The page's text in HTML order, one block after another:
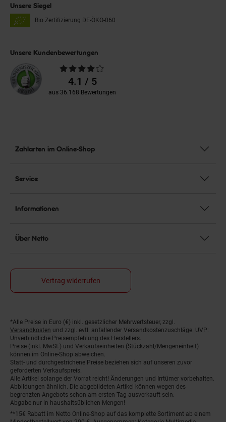
Unsere Siegel
Bio Zertifizierung DE-ÖKO-060
Unsere Kundenbewertungen
Durchschnittliche
Bewertungen4.1 / 5
aus 36.168 Bewertungen
Zahlarten im Online-Shop
Service
Informationen
Über Netto
Vertrag widerrufen
Fußnoten
*Alle Preise in Euro (€) inkl. gesetzlicher Mehrwertsteuer, zzgl.
Versandkosten und zzgl. evtl. anfallender Versandkostenzuschläge. UVP:
Unverbindliche Preisempfehlung des Herstellers.
Preise (inkl. MwSt.) und Verkaufseinheiten (Stückzahl/Mengeneinheit)
können im Online-Shop abweichen.
Statt- und durchgestrichene Preise beziehen sich auf unseren zuvor
geforderten Verkaufspreis.
Alle Artikel solange der Vorrat reicht! Änderungen und Irrtümer vorbehalten.
Abbildungen ähnlich. Die abgebildeten Artikel können wegen des
begrenzten Angebots schon am ersten Tag ausverkauft sein.
Abgabe nur in haushaltsüblichen Mengen!
**15€ Rabatt im Netto Online-Shop auf das komplette Sortiment ab einem